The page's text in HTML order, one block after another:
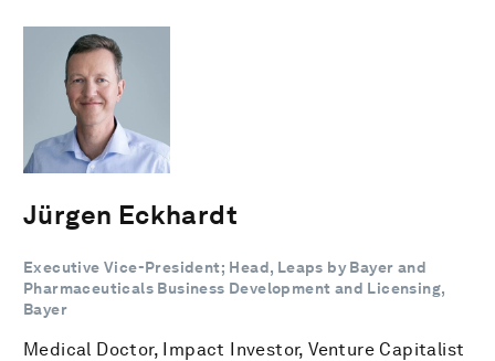
Jürgen Eckhardt
Executive Vice-President; Head, Leaps by Bayer and
Pharmaceuticals Business Development and Licensing,
Bayer
Medical Doctor, Impact Investor, Venture Capitalist